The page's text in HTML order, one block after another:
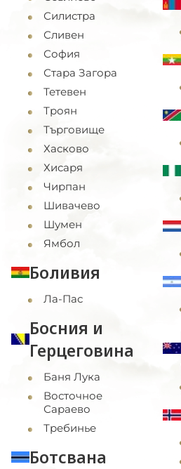
Силистра
Сливен
София
Стара Загора
Тетевен
Троян
Търговище
Хасково
Хисаря
Чирпан
Шивачево
Шумен
Ямбол
Боливия
Ла-Пас
Босния и
Герцеговина
Баня Лука
Восточное
Сараево
Требинье
Ботсвана